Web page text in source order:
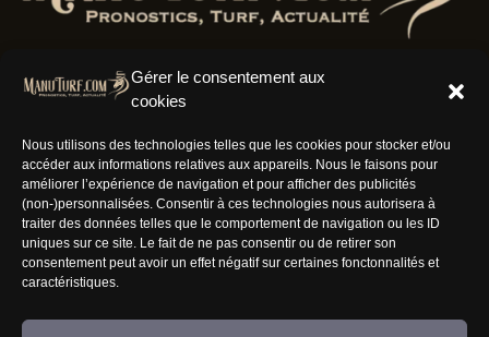
Gérer le consentement aux
cookies
Nous utilisons des technologies telles que les cookies pour stocker et/ou
accéder aux informations relatives aux appareils. Nous le faisons pour
améliorer l’expérience de navigation et pour afficher des publicités
(non-)personnalisées. Consentir à ces technologies nous autorisera à
traiter des données telles que le comportement de navigation ou les ID
uniques sur ce site. Le fait de ne pas consentir ou de retirer son
consentement peut avoir un effet négatif sur certaines fonctonnalités et
caractéristiques.
Informations
Nous rejoindre